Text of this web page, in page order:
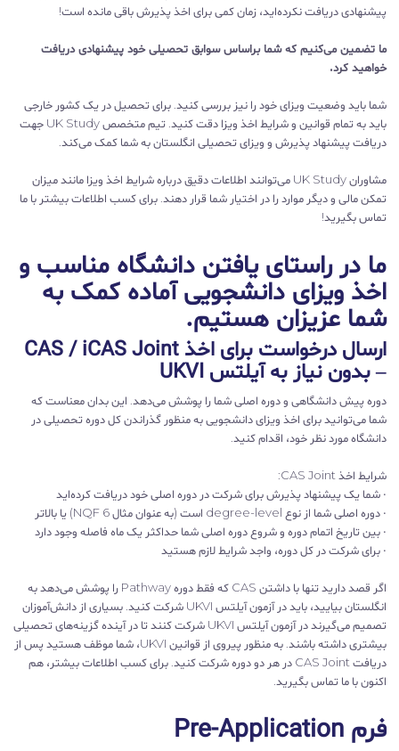
پیشنهادی دریافت نکرده‌اید، زمان کمی برای اخذ پذیرش باقی مانده است!
ما تضمین می‌کنیم که شما براساس سوابق تحصیلی خود پیشنهادی دریافت
خواهید کرد.
شما باید وضعیت ویزای خود را نیز بررسی کنید. برای تحصیل در یک کشور خارجی
باید به تمام قوانین و شرایط اخذ ویزا دقت کنید. تیم متخصص UK Study جهت
دریافت پیشنهاد پذیرش و ویزای تحصیلی انگلستان به شما کمک می‌کند.
مشاوران UK Study می‌توانند اطلاعات دقیق درباره شرایط اخذ ویزا مانند میزان
تمکن مالی و دیگر موارد را در اختیار شما قرار دهند. برای کسب اطلاعات بیشتر با ما
تماس بگیرید!
ما در راستای یافتن دانشگاه مناسب و
اخذ ویزای دانشجویی آماده کمک به
شما عزیزان هستیم.
ارسال درخواست برای اخذ CAS / iCAS Joint
– بدون نیاز به آیلتس UKVI
دوره پیش دانشگاهی و دوره اصلی شما را پوشش می‌دهد. این بدان معناست که
شما می‌توانید برای اخذ ویزای دانشجویی به منظور گذراندن کل دوره تحصیلی در
دانشگاه مورد نظر خود، اقدام کنید.
شرایط اخذ CAS Joint:
• شما یک پیشنهاد پذیرش برای شرکت در دوره اصلی خود دریافت کرده‌اید
• دوره اصلی شما از نوع degree-level است (به عنوان مثال NQF 6) یا بالاتر
• بین تاریخ اتمام دوره و شروع دوره اصلی شما حداکثر یک ماه فاصله وجود دارد
• برای شرکت در کل دوره، واجد شرایط لازم هستید
اگر قصد دارید تنها با داشتن CAS که فقط دوره Pathway را پوشش می‌دهد به
انگلستان بیایید، باید در آزمون آیلتس UKVI شرکت کنید. بسیاری از دانش‌آموزان
تصمیم می‌گیرند در آزمون آیلتس UKVI شرکت کنند تا در آینده گزینه‌های تحصیلی
بیشتری داشته باشند. به منظور پیروی از قوانین UKVI، شما موظف هستید پس از
دریافت CAS Joint در هر دو دوره شرکت کنید. برای کسب اطلاعات بیشتر، هم
اکنون با ما تماس بگیرید.
فرم Pre-Application